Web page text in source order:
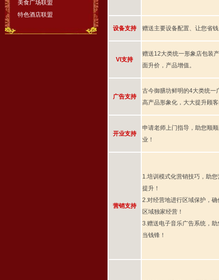
美食广场联盟
特色酒店联盟
设备支持 赠送主要设备配置、让您省
VI支持
赠送12大类统一形象店包装
面升价，产品增值。
广告支持
古今御膳坊鲜明的4大类统一
高产品形象化，大大提升顾
开业支持
申请老师上门指导，助您顺
业！
营销支持
1.培训模式化营销技巧，助
提升！
2.对经营地进行区域保护，
区域独家经营！
3.赠送电子音乐广告系统，
当钱锋！